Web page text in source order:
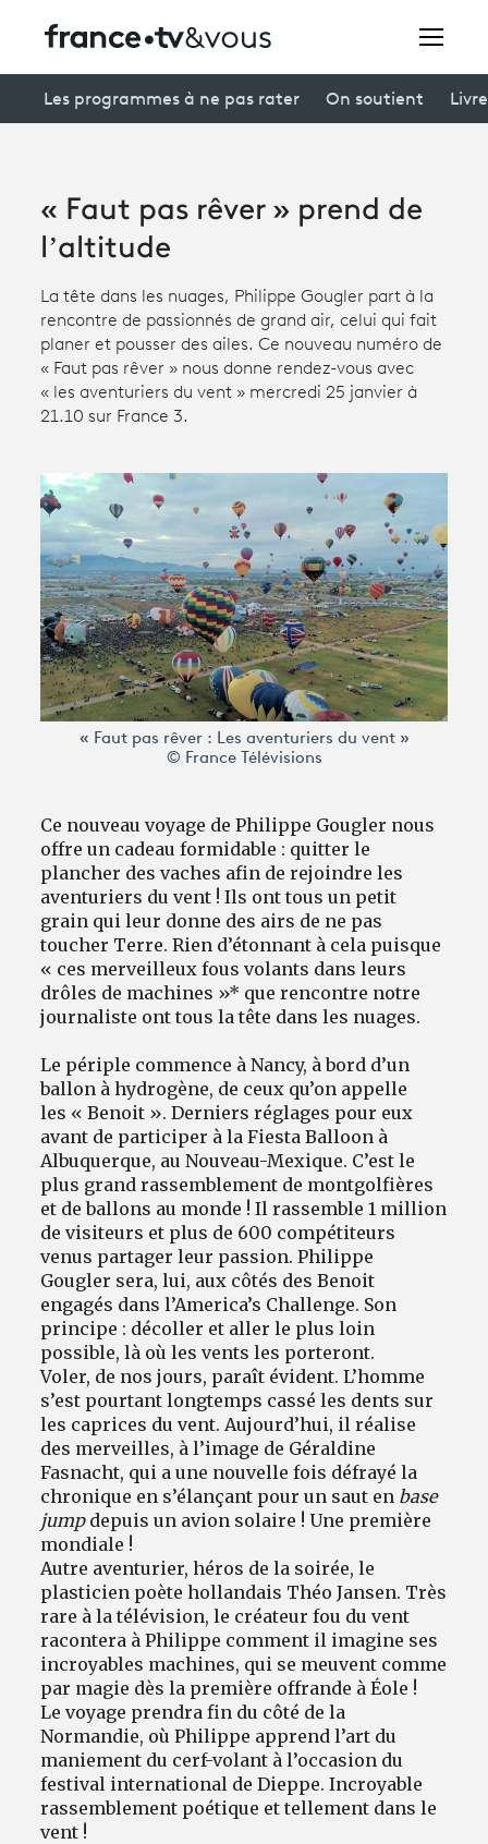
connexion
Avantages fidélité
Creators
Participer et assister à une émission
À votre écoute
Productions et innovation
Les programmes à ne pas rater On soutient
« Faut pas rêver » prend de
l’altitude
La tête dans les nuages, Philippe Gougler part à la
rencontre de passionnés de grand air, celui qui fait
planer et pousser des ailes. Ce nouveau numéro de
« Faut pas rêver » nous donne rendez-vous avec
« les aventuriers du vent » mercredi 25 janvier à
21.10 sur France 3.
« Faut pas rêver : Les aventuriers du vent »
© France Télévisions
Ce nouveau voyage de Philippe Gougler nous
offre un cadeau formidable : quitter le
plancher des vaches afin de rejoindre les
aventuriers du vent ! Ils ont tous un petit
grain qui leur donne des airs de ne pas
toucher Terre. Rien d’étonnant à cela puisque
« ces merveilleux fous volants dans leurs
drôles de machines »* que rencontre notre
journaliste ont tous la tête dans les nuages.
Le périple commence à Nancy, à bord d’un
ballon à hydrogène, de ceux qu’on appelle
les « Benoit ». Derniers réglages pour eux
avant de participer à la Fiesta Balloon à
Albuquerque, au Nouveau-Mexique. C’est le
plus grand rassemblement de montgolfières
et de ballons au monde ! Il rassemble 1 million
de visiteurs et plus de 600 compétiteurs
venus partager leur passion. Philippe
Gougler sera, lui, aux côtés des Benoit
engagés dans l’America’s Challenge. Son
principe : décoller et aller le plus loin
possible, là où les vents les porteront.
Voler, de nos jours, paraît évident. L’homme
s’est pourtant longtemps cassé les dents sur
les caprices du vent. Aujourd’hui, il réalise
des merveilles, à l’image de Géraldine
Fasnacht, qui a une nouvelle fois défrayé la
chronique en s’élançant pour un saut en base
jumpdepuis un avion solaire ! Une première
mondiale !
Autre aventurier, héros de la soirée, le
plasticien poète hollandais Théo Jansen. Très
rare à la télévision, le créateur fou du vent
racontera à Philippe comment il imagine ses
incroyables machines, qui se meuvent comme
par magie dès la première offrande à Éole !
Le voyage prendra fin du côté de la
Normandie, où Philippe apprend l’art du
maniement du cerf-volant à l’occasion du
festival international de Dieppe. Incroyable
rassemblement poétique et tellement dans le
vent !